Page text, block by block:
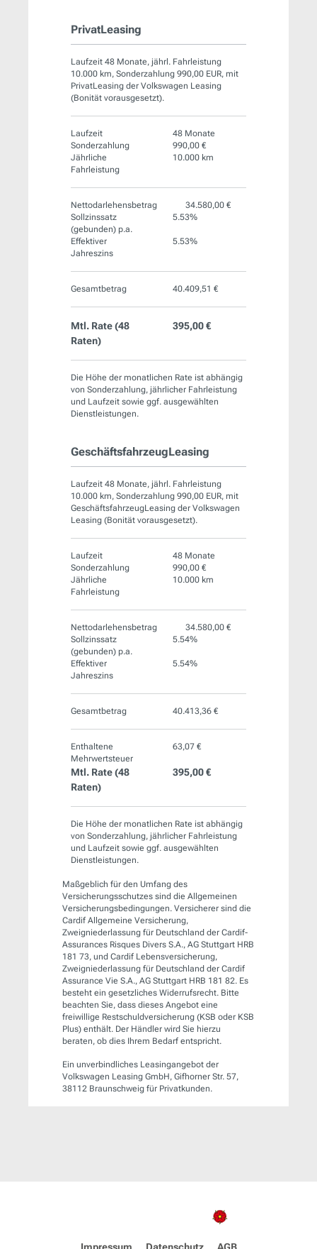
PrivatLeasing
Laufzeit 48 Monate, jährl. Fahrleistung
10.000 km, Sonderzahlung 990,00 EUR, mit
PrivatLeasing der Volkswagen Leasing
(Bonität vorausgesetzt).
Laufzeit
48 Monate
Sonderzahlung
990,00 €
Jährliche
Fahrleistung
10.000 km
Nettodarlehensbetrag
34.580,00 €
Sollzinssatz
(gebunden) p.a.
5.53%
Effektiver
Jahreszins
5.53%
Gesamtbetrag 40.409,51 €
Mtl. Rate (48
Raten)
395,00 €
Die Höhe der monatlichen Rate ist abhängig
von Sonderzahlung, jährlicher Fahrleistung
und Laufzeit sowie ggf. ausgewählten
Dienstleistungen.
GeschäftsfahrzeugLeasing
Laufzeit 48 Monate, jährl. Fahrleistung
10.000 km, Sonderzahlung 990,00 EUR, mit
GeschäftsfahrzeugLeasing der Volkswagen
Leasing (Bonität vorausgesetzt).
Laufzeit
48 Monate
Sonderzahlung
990,00 €
Jährliche
Fahrleistung
10.000 km
Nettodarlehensbetrag
34.580,00 €
Sollzinssatz
(gebunden) p.a.
5.54%
Effektiver
Jahreszins
5.54%
Gesamtbetrag 40.413,36 €
Enthaltene
Mehrwertsteuer
63,07 €
Mtl. Rate (48
Raten)
395,00 €
Die Höhe der monatlichen Rate ist abhängig
von Sonderzahlung, jährlicher Fahrleistung
und Laufzeit sowie ggf. ausgewählten
Dienstleistungen.
Maßgeblich für den Umfang des
Versicherungsschutzes sind die Allgemeinen
Versicherungsbedingungen. Versicherer sind die
Cardif Allgemeine Versicherung,
Zweigniederlassung für Deutschland der Cardif-
Assurances Risques Divers S.A., AG Stuttgart HRB
181 73, und Cardif Lebensversicherung,
Zweigniederlassung für Deutschland der Cardif
Assurance Vie S.A., AG Stuttgart HRB 181 82. Es
besteht ein gesetzliches Widerrufsrecht. Bitte
beachten Sie, dass dieses Angebot eine
freiwillige Restschuldversicherung (KSB oder KSB
Plus) enthält. Der Händler wird Sie hierzu
beraten, ob dies Ihrem Bedarf entspricht.
Ein unverbindliches Leasingangebot der
Volkswagen Leasing GmbH, Gifhorner Str. 57,
38112 Braunschweig für Privatkunden.